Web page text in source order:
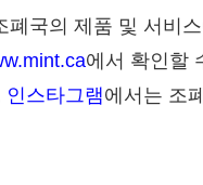
폐국의 제품 및 서비스
에서 확인할
인스타그램에서는 조